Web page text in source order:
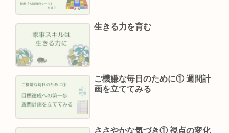
生きる力を育む
ご機嫌な毎日のために① 週間計
画を立ててみる
ささやかな気づき① 視点の変化